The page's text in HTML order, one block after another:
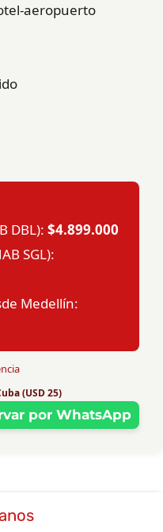
aeropuerto
DBL): $4.899.000
SGL):
Medellín:
(USD 25)
por WhatsApp